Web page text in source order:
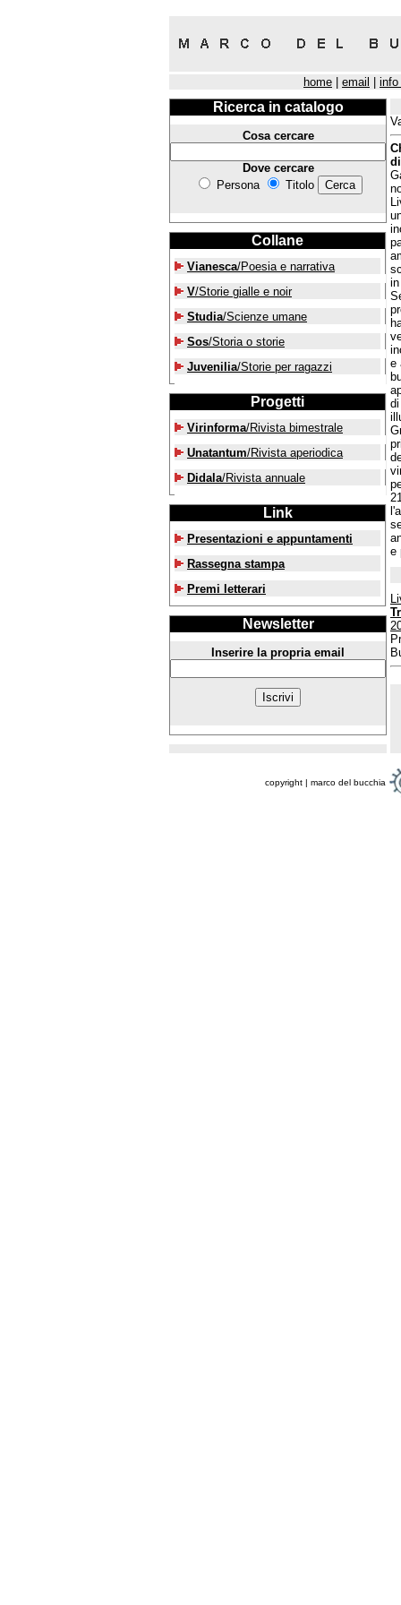
home email info
Ricerca in catalogo
Cosa cercare
Dove cercare
Persona
Titolo
Collane
Vianesca/Poesia e narrativa
V/Storie gialle e noir
Studia/Scienze umane
Sos/Storia o storie
Juvenilia/Storie per ragazzi
Progetti
Virinforma/Rivista bimestrale
Unatantum/Rivista aperiodica
Didala/Rivista annuale
Link
Presentazioni e appuntamenti
Rassegna stampa
Premi letterari
Newsletter
Inserire la propria email
e
e
copyright | marco del bucchia